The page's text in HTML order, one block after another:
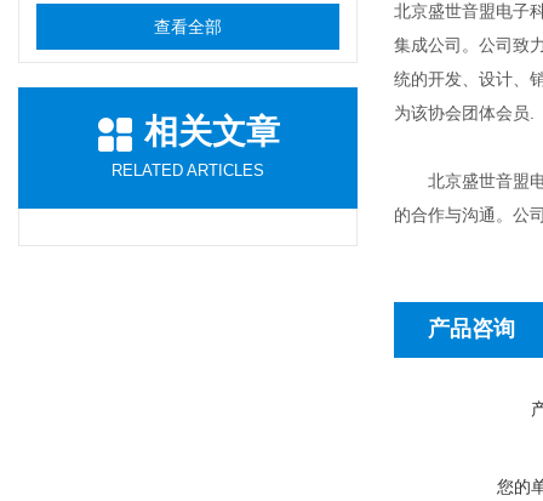
查看全部
相关文章
RELATED ARTICLES
北京盛世音盟电子
集成公司。公司致
统的开发、设计、
为该协会团体会员.
北京盛世音盟电
的合作与沟通。公
产品咨询
您的